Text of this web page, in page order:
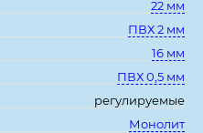
22 мм
ПВХ 2 мм
16 мм
ПВХ 0,5 мм
регулируемые
Монолит